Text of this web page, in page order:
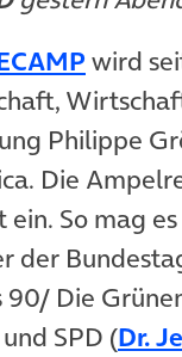
(öffnet
wird
Philippe
Die
ein. So mag
der
90/ Die
in
SPD (Dr.